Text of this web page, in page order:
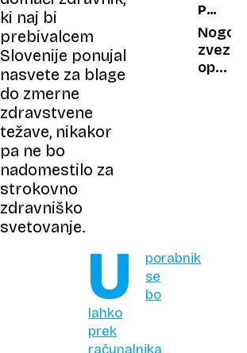
ki naj bi
prebivalcem
Slovenije ponujal
nasvete za blage
do zmerne
zdravstvene
težave, nikakor
pa ne bo
nadomestilo za
strokovno
zdravniško
svetovanje.
U
porabnik
se
bo
lahko
prek
računalnika
Ljubav
na
prvi
krevet
PO
opral